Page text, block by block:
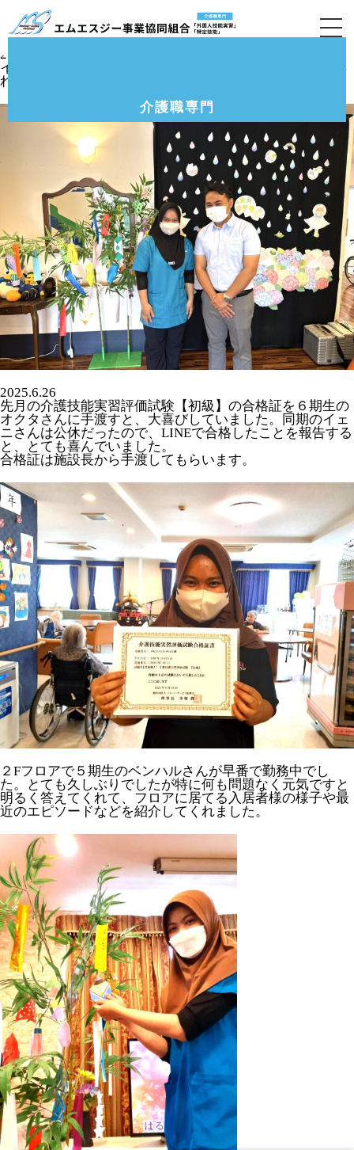
介護職専門
介護付有料老人ホーム「クルーヴ豊中・服部」6
月の様子です。
2025.6.18
インドネシア送出機関のジュナ先生が視察で施設に訪問さ
れて、久しぶりの再会に喜ぶ6期生のオクタさん。
2025.6.26
先月の介護技能実習評価試験【初級】の合格証を６期生の
オクタさんに手渡すと、大喜びしていました。同期のイェ
ニさんは公休だったので、LINEで合格したことを報告する
と、とても喜んでいました。
合格証は施設長から手渡してもらいます。
２Fフロアで５期生のベンハルさんが早番で勤務中でし
た。とても久しぶりでしたが特に何も問題なく元気ですと
明るく答えてくれて、フロアに居てる入居者様の様子や最
近のエピソードなどを紹介してくれました。